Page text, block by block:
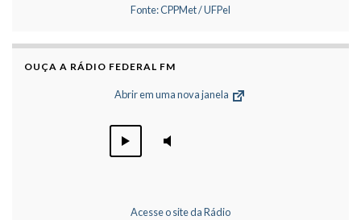
Fonte: CPPMet / UFPel
OUÇA A RÁDIO FEDERAL FM
Abrir em uma nova janela
Acesse o site da Rádio